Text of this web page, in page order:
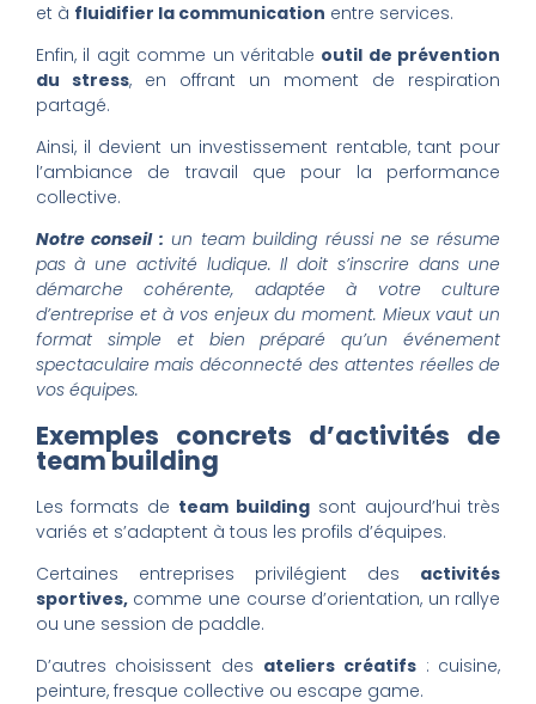
et à fluidifier la communication entre services.
Enfin, il agit comme un véritable outil de prévention
du stress, en offrant un moment de respiration
partagé.
Ainsi, il devient un investissement rentable, tant pour
l’ambiance de travail que pour la performance
collective.
Notre conseil : un team building réussi ne se résume
pas à une activité ludique. Il doit s’inscrire dans une
démarche cohérente, adaptée à votre culture
d’entreprise et à vos enjeux du moment. Mieux vaut un
format simple et bien préparé qu’un événement
spectaculaire mais déconnecté des attentes réelles de
vos équipes.
Exemples concrets d’activités de
team building
Les formats de team buildingsont aujourd’hui très
variés et s’adaptent à tous les profils d’équipes.
Certaines entreprises privilégient des activités
sportives,comme une course d’orientation, un rallye
ou une session de paddle.
D’autres choisissent des ateliers créatifs: cuisine,
peinture, fresque collective ou escape game.